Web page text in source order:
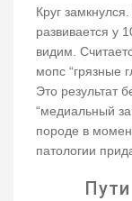
Круг
развивается у
видим.
мопс “грязные
Это результат
“медиальный
породе в
патологии